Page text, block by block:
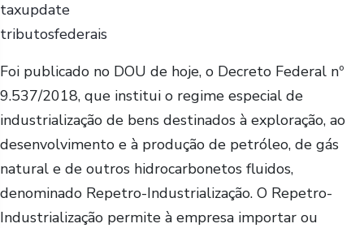
taxupdate
tributosfederais
Foi publicado no DOU de hoje, o Decreto Federal nº
9.537/2018, que institui o regime especial de
industrialização de bens destinados à exploração, ao
desenvolvimento e à produção de petróleo, de gás
natural e de outros hidrocarbonetos fluidos,
denominado Repetro-Industrialização. O Repetro-
Industrialização permite à empresa importar ou